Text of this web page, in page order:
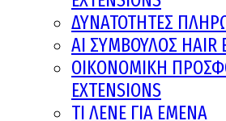
ΔΥΝΑΤΟΤΗΤΕΣ
AI ΣΥΜΒΟΥΛΟΣ HAIR
ΟΙΚΟΝΟΜΙΚΗ
EXTENSIONS
ΤΙ ΛΕΝΕ ΓΙΑ ΕΜΕΝΑ